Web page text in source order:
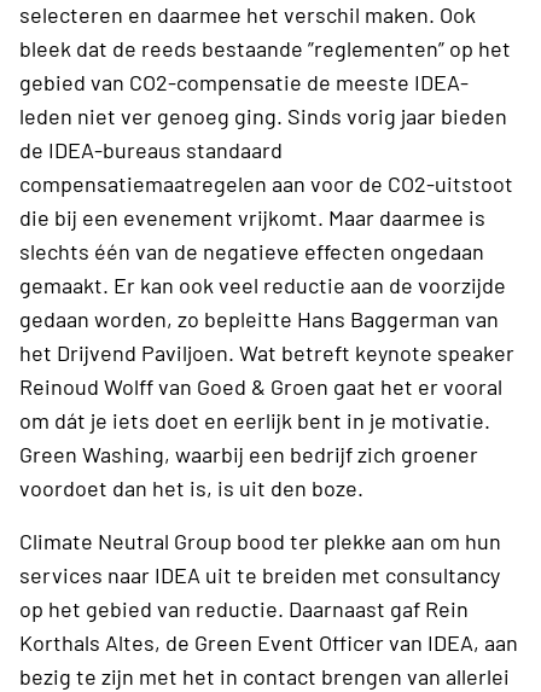
selecteren en daarmee het verschil maken. Ook
bleek dat de reeds bestaande ”reglementen” op het
gebied van CO2-compensatie de meeste IDEA-
leden niet ver genoeg ging. Sinds vorig jaar bieden
de IDEA-bureaus standaard
compensatiemaatregelen aan voor de CO2-uitstoot
die bij een evenement vrijkomt. Maar daarmee is
slechts één van de negatieve effecten ongedaan
gemaakt. Er kan ook veel reductie aan de voorzijde
gedaan worden, zo bepleitte Hans Baggerman van
het Drijvend Paviljoen. Wat betreft keynote speaker
Reinoud Wolff van Goed & Groen gaat het er vooral
om dát je iets doet en eerlijk bent in je motivatie.
Green Washing, waarbij een bedrijf zich groener
voordoet dan het is, is uit den boze.
Climate Neutral Group bood ter plekke aan om hun
services naar IDEA uit te breiden met consultancy
op het gebied van reductie. Daarnaast gaf Rein
Korthals Altes, de Green Event Officer van IDEA, aan
bezig te zijn met het in contact brengen van allerlei